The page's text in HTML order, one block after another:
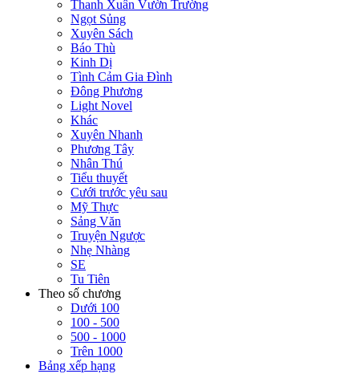
Thanh Xuân Vườn Trường
Ngọt Sủng
Xuyên Sách
Báo Thù
Kinh Dị
Tình Cảm Gia Đình
Đông Phương
Light Novel
Khác
Xuyên Nhanh
Phương Tây
Nhân Thú
Tiểu thuyết
Cưới trước yêu sau
Mỹ Thực
Sảng Văn
Truyện Ngược
Nhẹ Nhàng
SE
Tu Tiên
Theo số chương
Dưới 100
100 - 500
500 - 1000
Trên 1000
Bảng xếp hạng